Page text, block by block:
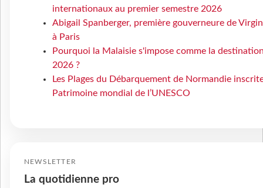
internationaux au premier semestre 2026
Abigail Spanberger, première gouverneure de
à Paris
Pourquoi la Malaisie s'impose comme la
2026 ?
Les Plages du Débarquement de Normandie
Patrimoine mondial de l’UNESCO
NEWSLETTER
La quotidienne pro